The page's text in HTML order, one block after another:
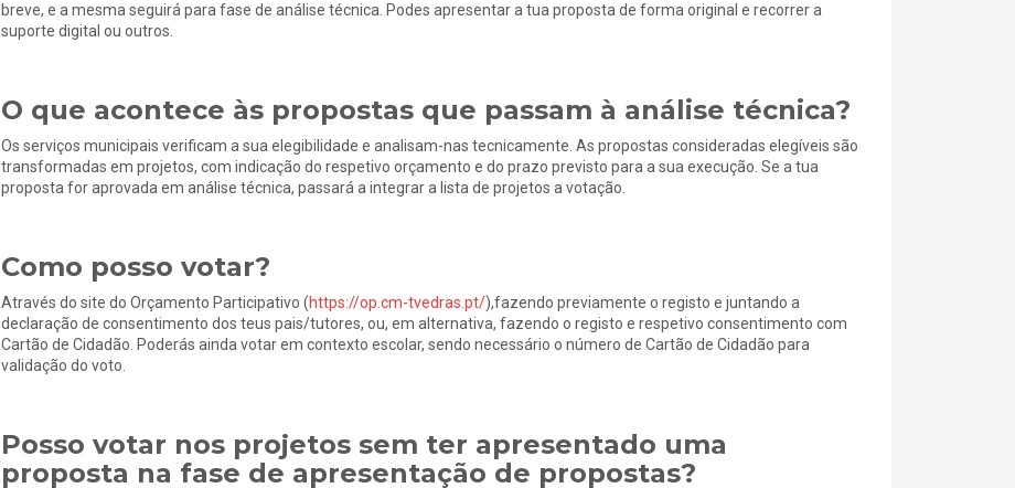
breve, e a mesma seguirá para fase de análise técnica. Podes apresentar a tua proposta de forma original e recorrer a
suporte digital ou outros.
O que acontece às propostas que passam à análise técnica?
Os serviços municipais verificam a sua elegibilidade e analisam-nas tecnicamente. As propostas consideradas elegíveis são
transformadas em projetos, com indicação do respetivo orçamento e do prazo previsto para a sua execução. Se a tua
proposta for aprovada em análise técnica, passará a integrar a lista de projetos a votação.
Como posso votar?
Através do site do Orçamento Participativo (https://op.cm-tvedras.pt/),fazendo previamente o registo e juntando a
declaração de consentimento dos teus pais/tutores, ou, em alternativa, fazendo o registo e respetivo consentimento com
Cartão de Cidadão. Poderás ainda votar em contexto escolar, sendo necessário o número de Cartão de Cidadão para
validação do voto.
Posso votar nos projetos sem ter apresentado uma
proposta na fase de apresentação de propostas?